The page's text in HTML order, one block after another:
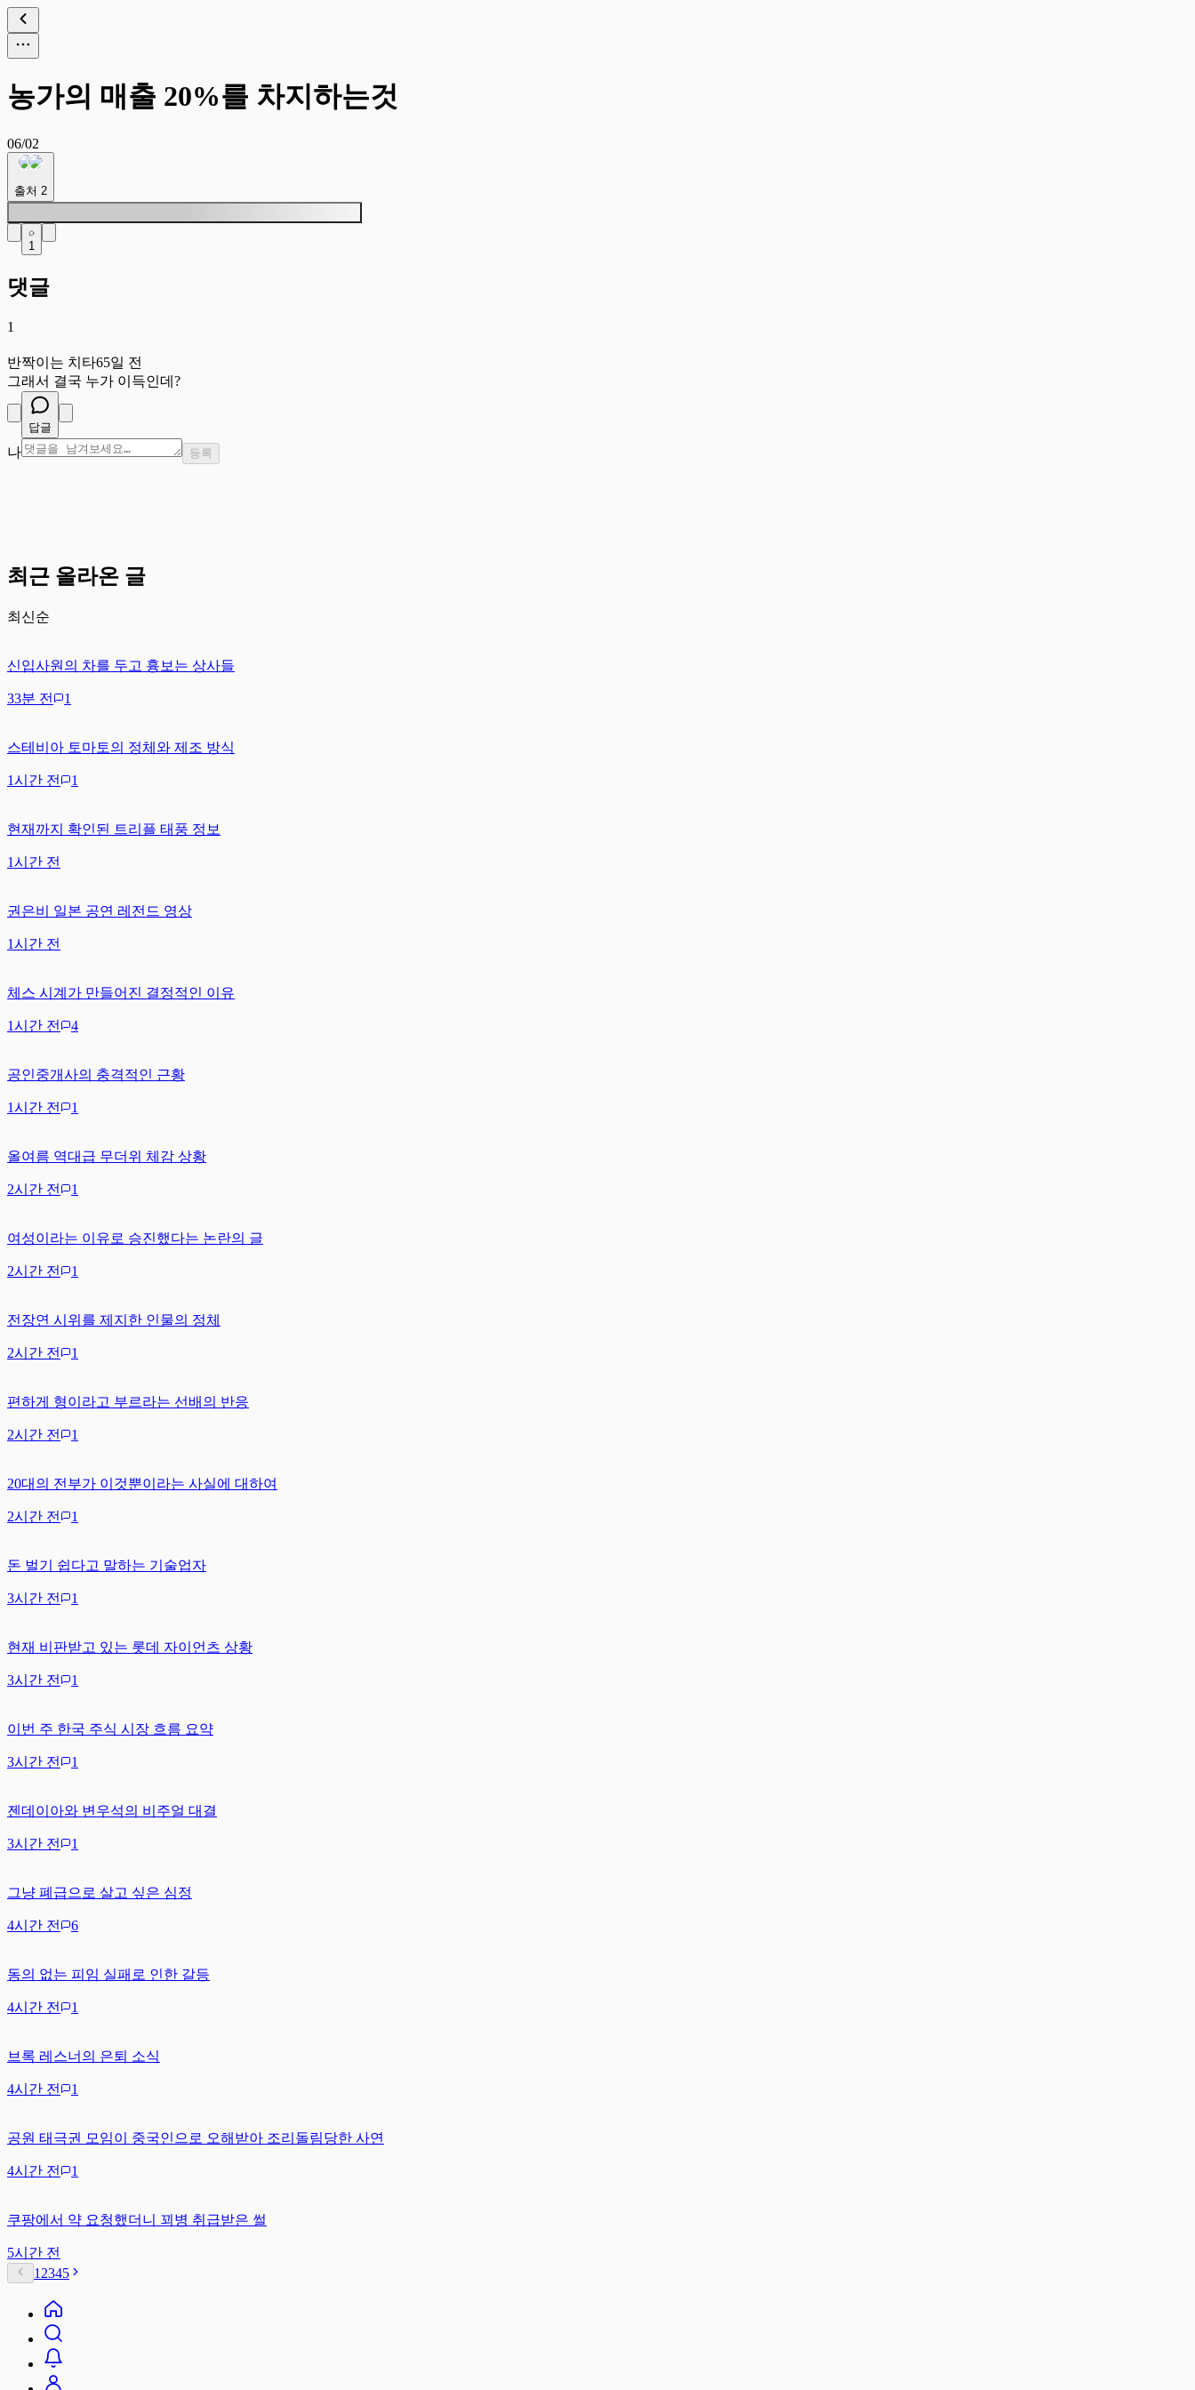
농가의 매출 20%를 차지하는것
06/02
출처 2
1
댓글
1
반짝이는 치타65일 전
그래서 결국 누가 이득인데?
답글
나 등록
최근 올라온 글
최신순
신입사원의 차를 두고 흉보는 상사들
33분 전 1
스테비아 토마토의 정체와 제조 방식
1시간 전 1
현재까지 확인된 트리플 태풍 정보
1시간 전
권은비 일본 공연 레전드 영상
1시간 전
체스 시계가 만들어진 결정적인 이유
1시간 전 4
공인중개사의 충격적인 근황
1시간 전 1
올여름 역대급 무더위 체감 상황
2시간 전 1
여성이라는 이유로 승진했다는 논란의 글
2시간 전 1
전장연 시위를 제지한 인물의 정체
2시간 전 1
편하게 형이라고 부르라는 선배의 반응
2시간 전 1
20대의 전부가 이것뿐이라는 사실에 대하여
2시간 전 1
돈 벌기 쉽다고 말하는 기술업자
3시간 전 1
현재 비판받고 있는 롯데 자이언츠 상황
3시간 전 1
이번 주 한국 주식 시장 흐름 요약
3시간 전 1
젠데이아와 변우석의 비주얼 대결
3시간 전 1
그냥 폐급으로 살고 싶은 심정
4시간 전 6
동의 없는 피임 실패로 인한 갈등
4시간 전 1
브록 레스너의 은퇴 소식
4시간 전 1
공원 태극권 모임이 중국인으로 오해받아 조리돌림당한 사연
4시간 전 1
쿠팡에서 약 요청했더니 꾀병 취급받은 썰
5시간 전
1 2345